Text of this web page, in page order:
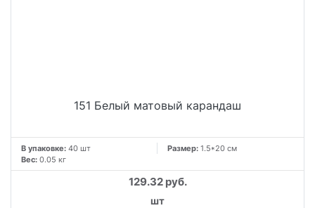
151 Белый матовый карандаш
В упаковке: 40 шт Размер: 1.5*20 см
Вес: 0.05 кг
129.32 руб.
шт